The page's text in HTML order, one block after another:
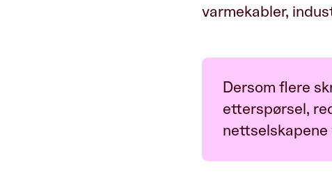
varmekabler,
Dersom flere
etterspørsel,
nettselskapene